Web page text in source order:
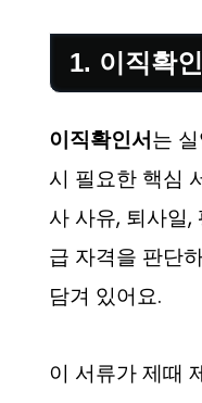
1. 이직확
이직확인서는
시 필요한 핵심
사 사유, 퇴사일
급 자격을 판단
담겨 있어요.
이 서류가 제때